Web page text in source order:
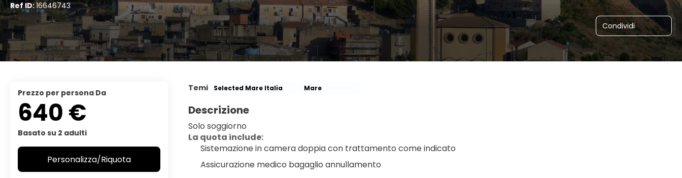
Ref ID:16646743
Condividi
Temi Selected Mare Italia Mare
Descrizione
Solo soggiorno
La quota include:
Sistemazione in camera doppia con trattamento come indicato
Assicurazione medico bagaglio annullamento
Prezzo per persona Da
640 €
Basato su 2 adulti
Personalizza/Riquota